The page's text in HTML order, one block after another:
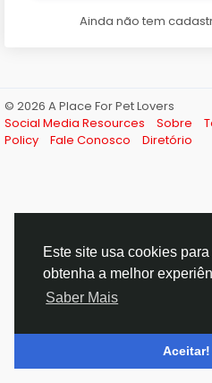
Este site usa cookies
obtenha a melhor
Saber Mais
Aceitar!
Ainda não tem
© 2026 A Place For Pet Lovers
Social Media Resources
Sobre
Policy
Fale Conosco Diretório